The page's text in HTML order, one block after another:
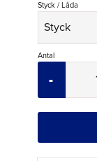
Styck / Låda
Antal
-